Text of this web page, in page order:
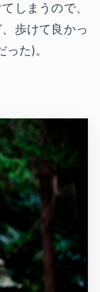
しまうので、
歩けて良かっ
た)。